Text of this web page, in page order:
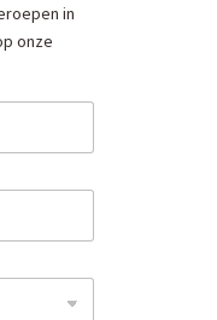
in
onze